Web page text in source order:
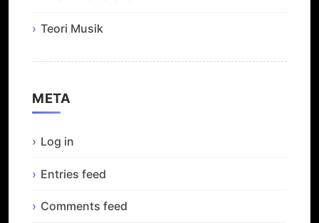
Teori Musik
META
Log in
Entries feed
Comments feed